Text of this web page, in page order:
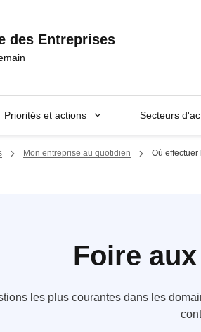
des Entreprises
Priorités et actions Secteurs
Mon entreprise au quotidien Où effectuer
Foire
les plus courantes dans les